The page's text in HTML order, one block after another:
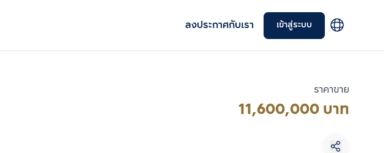
ลงประกาศกับเรา เข้าสู่ระบบ
ราคาขาย
11,600,000 บาท